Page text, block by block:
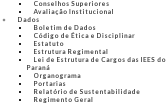
Conselhos Superiores
Avaliação Institucional
Dados
Boletim de Dados
Código de Ética e Disciplinar
Estatuto
Estrutura Regimental
Lei de Estrutura de Cargos das IEES do
Paraná
Organograma
Portarias
Relatório de Sustentabilidade
Regimento Geral